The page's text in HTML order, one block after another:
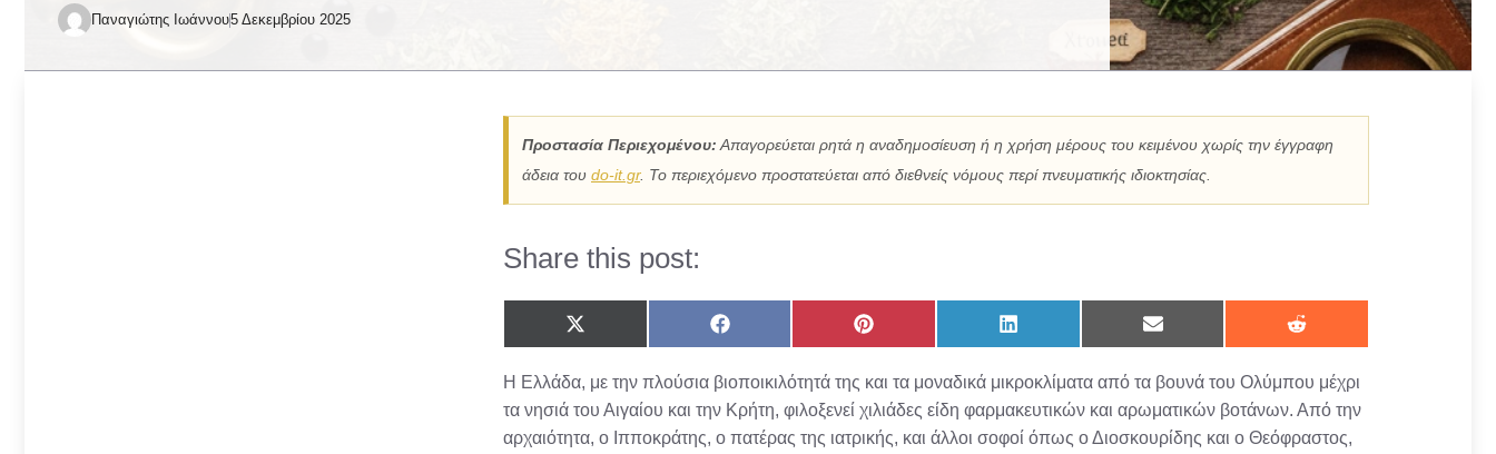
Παναγιώτης Ιωάννου5 Δεκεμβρίου 2025
Προστασία Περιεχομένου: Απαγορεύεται ρητά η αναδημοσίευση ή η χρήση μέρους του κειμένου χωρίς την έγγραφη
άδεια του do-it.gr. Το περιεχόμενο προστατεύεται από διεθνείς νόμους περί πνευματικής ιδιοκτησίας.
Share this post:
Share
on
(Twitter)
Share
on
Share
on
Share
on
Share
on
Share
on
Η Ελλάδα, με την πλούσια βιοποικιλότητά της και τα μοναδικά μικροκλίματα από τα βουνά του Ολύμπου μέχρι
τα νησιά του Αιγαίου και την Κρήτη, φιλοξενεί χιλιάδες είδη φαρμακευτικών και αρωματικών βοτάνων. Από την
αρχαιότητα, ο Ιπποκράτης, ο πατέρας της ιατρικής, και άλλοι σοφοί όπως ο Διοσκουρίδης και ο Θεόφραστος,